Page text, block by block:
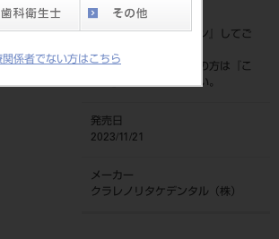
関係者でない方はこちら
標準価格
価格の確認は『ログイン
』してご
ネット会員登録がまだの方は『
こ
ちら』より登録ください。
発売日
2023/11/21
メーカー
クラレノリタケデンタル（株）